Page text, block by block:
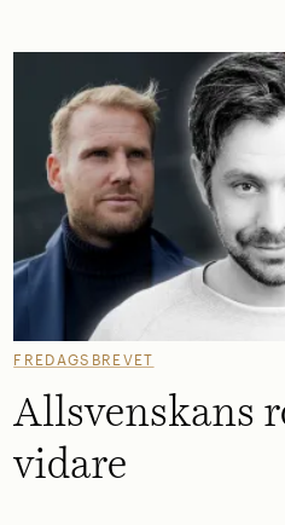
FREDAGSBREVET
Allsvenskans
vidare